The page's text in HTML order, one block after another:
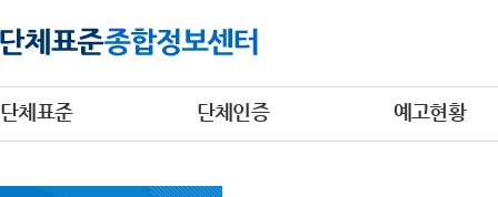
단체표준 단체인증 예고현황